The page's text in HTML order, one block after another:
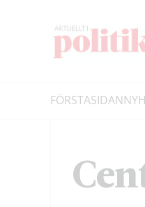
FÖRSTASIDAN